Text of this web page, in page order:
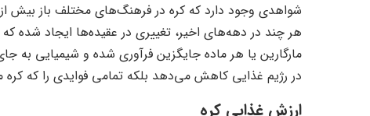
شواهدی وجود دارد که کره در فرهنگ‌های مختلف باز بیش
هر چند در دهه‌های اخیر، تغییری در عقیده‌ها ایجاد
مارگارین یا هر ماده جایگزین فرآوری شده و شیمیایی به
در رژیم غذایی کاهش می‌دهد بلکه تمامی فوایدی را که کره
ارزش غذایی کره